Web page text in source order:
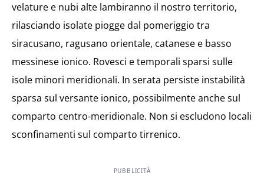
velature e nubi alte lambiranno il nostro territorio,
rilasciando isolate piogge dal pomeriggio tra
siracusano, ragusano orientale, catanese e basso
messinese ionico. Rovesci e temporali sparsi sulle
isole minori meridionali. In serata persiste instabilità
sparsa sul versante ionico, possibilmente anche sul
comparto centro-meridionale. Non si escludono locali
sconfinamenti sul comparto tirrenico.
PUBBLICITÀ